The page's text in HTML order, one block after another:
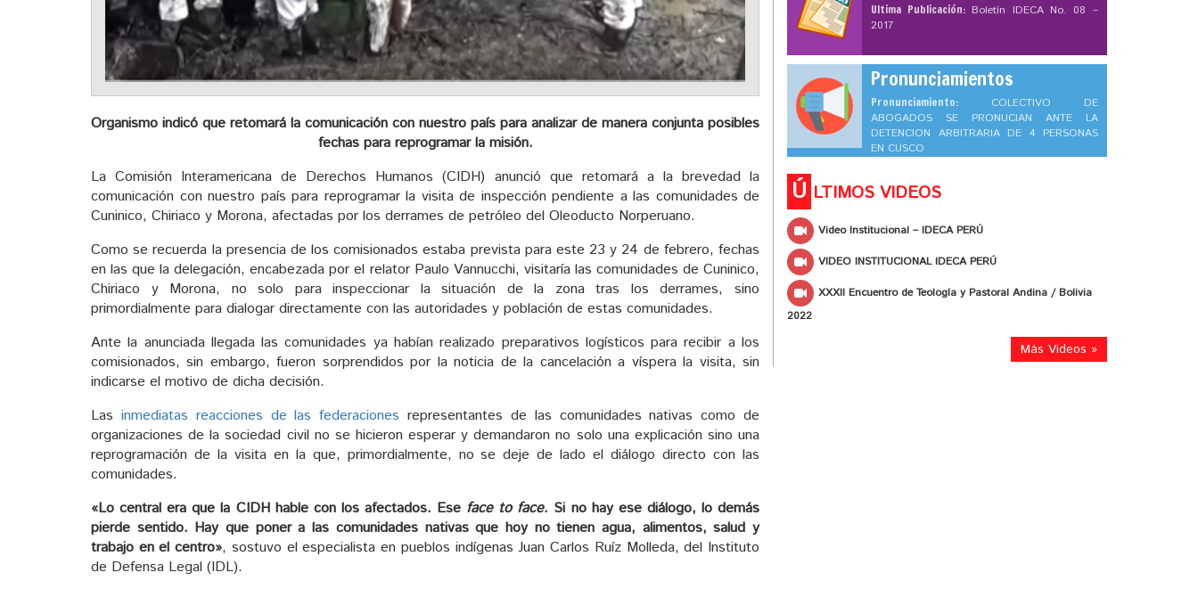
Organismo indicó que retomará la comunicación con nuestro país para analizar de manera conjunta posibles
fechas para reprogramar la misión.
La Comisión Interamericana de Derechos Humanos (CIDH) anunció que retomará a la brevedad la
comunicación con nuestro país para reprogramar la visita de inspección pendiente a las comunidades de
Cuninico, Chiriaco y Morona, afectadas por los derrames de petróleo del Oleoducto Norperuano.
Como se recuerda la presencia de los comisionados estaba prevista para este 23 y 24 de febrero, fechas
en las que la delegación, encabezada por el relator Paulo Vannucchi, visitaría las comunidades de Cuninico,
Chiriaco y Morona, no solo para inspeccionar la situación de la zona tras los derrames, sino
primordialmente para dialogar directamente con las autoridades y población de estas comunidades.
Ante la anunciada llegada las comunidades ya habían realizado preparativos logísticos para recibir a los
comisionados, sin embargo, fueron sorprendidos por la noticia de la cancelación a víspera la visita, sin
indicarse el motivo de dicha decisión.
Las inmediatas reacciones de las federaciones representantes de las comunidades nativas como de
organizaciones de la sociedad civil no se hicieron esperar y demandaron no solo una explicación sino una
reprogramación de la visita en la que, primordialmente, no se deje de lado el diálogo directo con las
comunidades.
«Lo central era que la CIDH hable con los afectados. Ese face to face. Si no hay ese diálogo, lo demás
pierde sentido. Hay que poner a las comunidades nativas que hoy no tienen agua, alimentos, salud y
trabajo en el centro», sostuvo el especialista en pueblos indígenas Juan Carlos Ruíz Molleda, del Instituto
de Defensa Legal (IDL).
Ultima Publicación: Boletín IDECA No. 08 –
2017
Pronunciamientos
Pronunciamiento: COLECTIVO DE
ABOGADOS SE PRONUCIAN ANTE LA
DETENCION ARBITRARIA DE 4 PERSONAS
EN CUSCO
Ú LTIMOS VIDEOS
Video Institucional – IDECA PERÚ
VIDEO INSTITUCIONAL IDECA PERÚ
XXXII Encuentro de Teología y Pastoral Andina / Bolivia
2022
Más Videos »